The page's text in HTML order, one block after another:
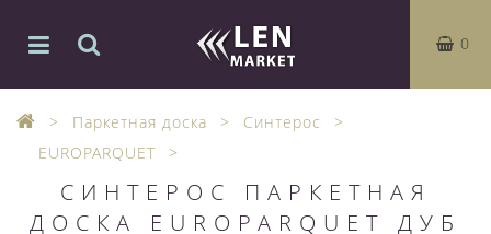
0
Паркетная доска
Синтерос
EUROPARQUET
СИНТЕРОС ПАРКЕТНАЯ
ДОСКА EUROPARQUET ДУБ